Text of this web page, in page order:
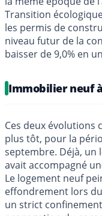
Transition
les permis de
niveau futur de la
baisser de 9,0% en
Immobilier neuf
Ces deux évolutions
plus tôt, pour la
septembre. Déjà, un
avait accompagné
Le logement neuf
effondrement lors
un strict